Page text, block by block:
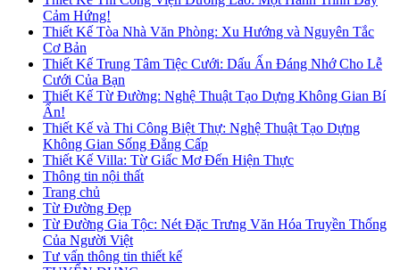
Cảm Hứng!
Thiết Kế Tòa Nhà Văn Phòng: Xu Hướng và Nguyên Tắc
Cơ Bản
Thiết Kế Trung Tâm Tiệc Cưới: Dấu Ấn Đáng Nhớ Cho Lễ
Cưới Của Bạn
Thiết Kế Từ Đường: Nghệ Thuật Tạo Dựng Không Gian Bí
Ẩn!
Thiết Kế và Thi Công Biệt Thự: Nghệ Thuật Tạo Dựng
Không Gian Sống Đẳng Cấp
Thiết Kế Villa: Từ Giấc Mơ Đến Hiện Thực
Thông tin nội thất
Trang chủ
Từ Đường Đẹp
Từ Đường Gia Tộc: Nét Đặc Trưng Văn Hóa Truyền Thống
Của Người Việt
Tư vấn thông tin thiết kế